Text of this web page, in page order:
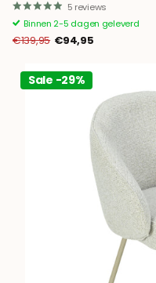
5 reviews
Binnen 2-5 dagen geleverd
€139,95 €94,95
Sale -29%